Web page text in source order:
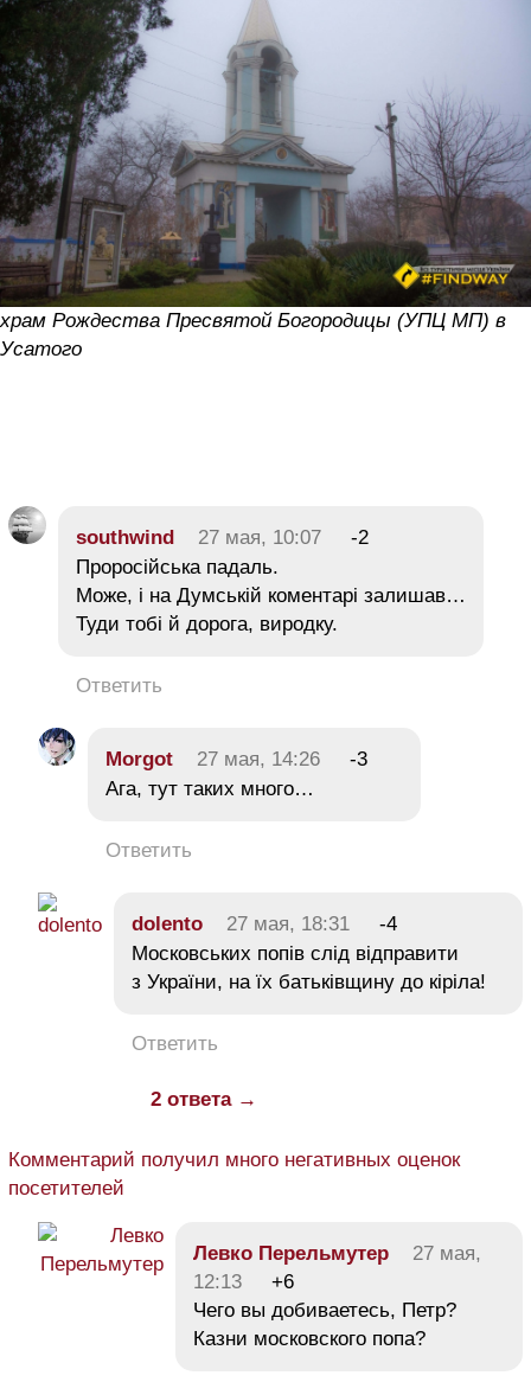
храм Рождества Пресвятой Богородицы (УПЦ МП) в
Усатого
southwind 27 мая, 10:07
-2
Проросійська падаль.
Може, і на Думській коментарі залишав…
Туди тобі й дорога, виродку.
Ответить
Morgot 27 мая, 14:26
-3
Ага, тут таких много…
Ответить
dolento 27 мая, 18:31
-4
Московських попів слід відправити
з України, на їх батьківщину до кіріла!
Ответить
2 ответа →
Комментарий получил много негативных оценок
посетителей
Левко Перельмутер
27 мая,
12:13
+6
Чего вы добиваетесь, Петр?
Казни московского попа?